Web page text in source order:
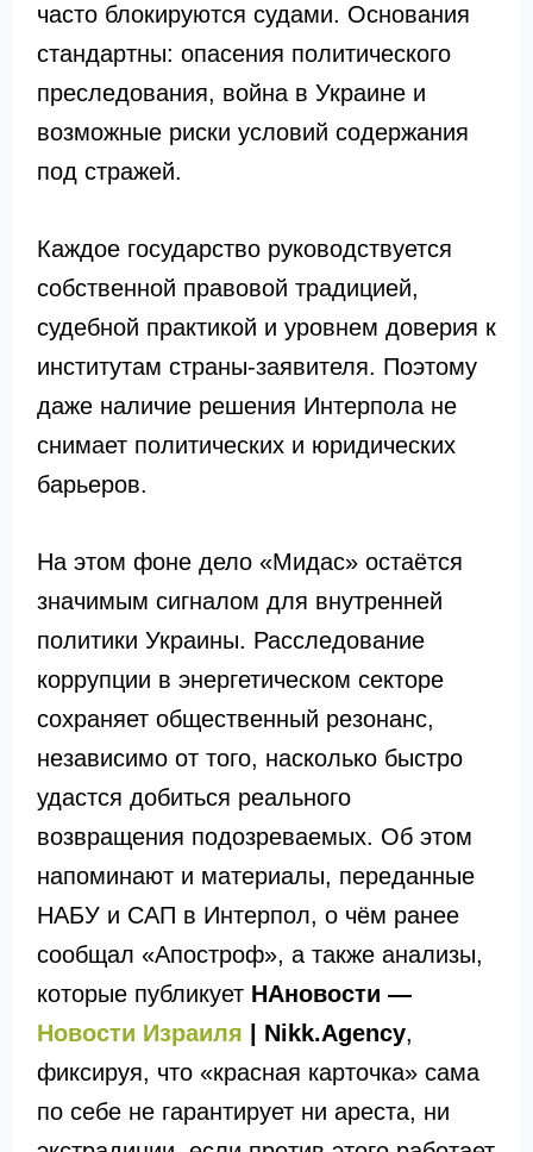
часто блокируются судами. Основания
стандартны: опасения политического
преследования, война в Украине и
возможные риски условий содержания
под стражей.
Каждое государство руководствуется
собственной правовой традицией,
судебной практикой и уровнем доверия к
институтам страны-заявителя. Поэтому
даже наличие решения Интерпола не
снимает политических и юридических
барьеров.
На этом фоне дело «Мидас» остаётся
значимым сигналом для внутренней
политики Украины. Расследование
коррупции в энергетическом секторе
сохраняет общественный резонанс,
независимо от того, насколько быстро
удастся добиться реального
возвращения подозреваемых. Об этом
напоминают и материалы, переданные
НАБУ и САП в Интерпол, о чём ранее
сообщал «Апостроф», а также анализы,
которые публикует НАновости —
Новости Израиля | Nikk.Agency,
фиксируя, что «красная карточка» сама
по себе не гарантирует ни ареста, ни